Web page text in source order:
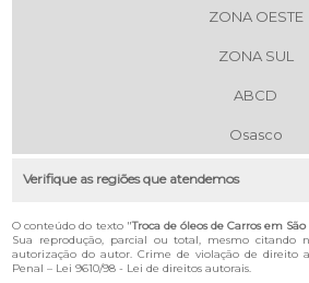
ZONA OESTE
ZONA SUL
ABCD
Osasco
Verifique as regiões que atendemos
O conteúdo do texto "Troca de óleos de Carros em
Sua reprodução, parcial ou total, mesmo citando
autorização do autor. Crime de violação de direito
Penal – Lei 9610/98 - Lei de direitos autorais.